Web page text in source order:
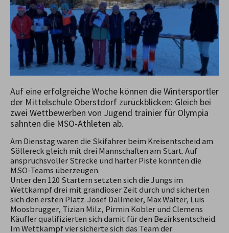
Auf eine erfolgreiche Woche können die Wintersportler
der Mittelschule Oberstdorf zurückblicken: Gleich bei
zwei Wettbewerben von Jugend trainier für Olympia
sahnten die MSO-Athleten ab.
Am Dienstag waren die Skifahrer beim Kreisentscheid am
Söllereck gleich mit drei Mannschaften am Start. Auf
anspruchsvoller Strecke und harter Piste konnten die
MSO-Teams überzeugen.
Unter den 120 Startern setzten sich die Jungs im
Wettkampf drei mit grandioser Zeit durch und sicherten
sich den ersten Platz. Josef Dallmeier, Max Walter, Luis
Moosbrugger, Tizian Milz, Pirmin Kobler und Clemens
Käufler qualifizierten sich damit für den Bezirksentscheid.
Im Wettkampf vier sicherte sich das Team der